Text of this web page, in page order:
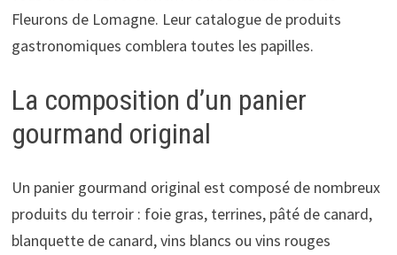
Fleurons de Lomagne. Leur catalogue de produits
gastronomiques comblera toutes les papilles.
La composition d’un panier
gourmand original
Un panier gourmand original est composé de nombreux
produits du terroir : foie gras, terrines, pâté de canard,
blanquette de canard, vins blancs ou vins rouges